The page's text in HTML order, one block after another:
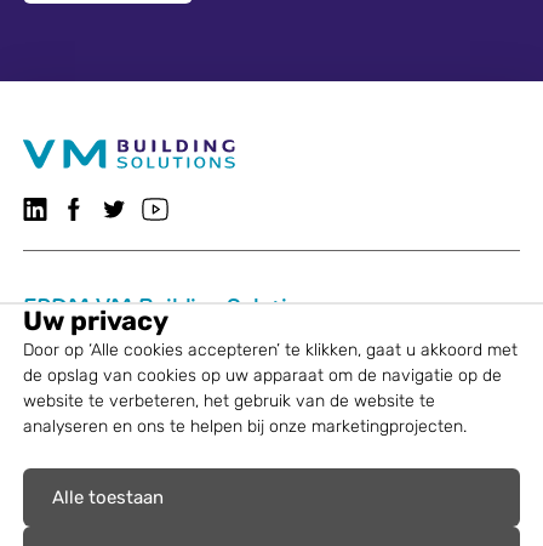
Volg ons op LinkedIn
Volg ons op Facebook
VMBSO.general.social.twitter.follow
Bezoek ons YouTube-kanaal
EPDM VM Building Solutions
Oplossingen
Diensten
Over VM Building Solutions
Wettelijke informatie
Uw privacy
Door op ‘Alle cookies accepteren’ te klikken, gaat u akkoord met
de opslag van cookies op uw apparaat om de navigatie op de
website te verbeteren, het gebruik van de website te
analyseren en ons te helpen bij onze marketingprojecten.
Alle toestaan